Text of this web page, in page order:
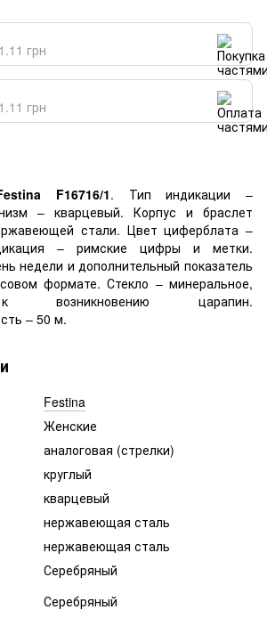
грн
грн
F16716/1. Тип индикации –
– кварцевый. Корпус и браслет
стали. Цвет циферблата –
– римские цифры и метки.
недели и дополнительный показатель
формате. Стекло – минеральное,
возникновению царапин.
– 50 м.
Festina
Женские
аналоговая (стрелки)
круглый
кварцевый
нержавеющая сталь
нержавеющая сталь
Серебряный
Серебряный